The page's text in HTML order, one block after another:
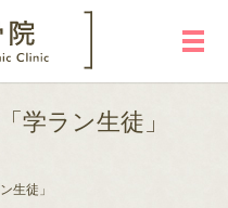
メ
学ラン生徒」
生徒」